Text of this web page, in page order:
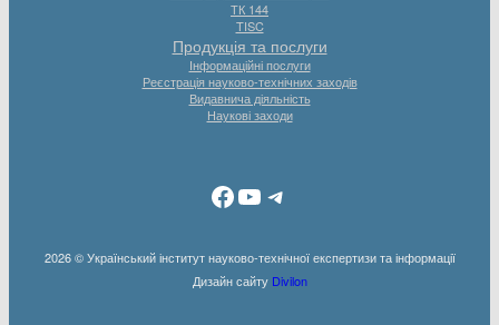
ТК 144
TISC
Продукція та послуги
Інформаційні послуги
Реєстрація науково-технічних заходів
Видавнича діяльність
Наукові заходи
Facebook YouTube Telegram
2026 © Український інститут науково-технічної експертизи та інформації
Дизайн сайту Divilon